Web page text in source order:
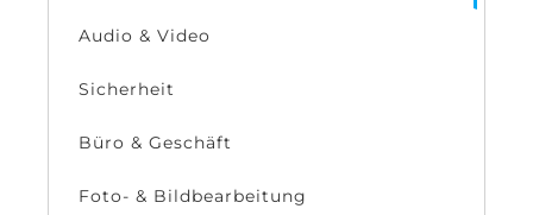
Audio & Video
Sicherheit
Büro & Geschäft
Foto- & Bildbearbeitung